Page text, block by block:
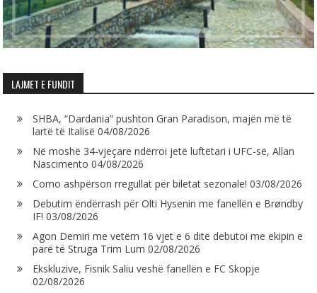
LAJMET E FUNDIT
SHBA, “Dardania” pushton Gran Paradison, majën më të
lartë të Italisë 04/08/2026
Në moshë 34-vjeçare ndërroi jetë luftëtari i UFC-së, Allan
Nascimento 04/08/2026
Como ashpërson rregullat për biletat sezonale! 03/08/2026
Debutim ëndërrash për Olti Hysenin me fanellën e Brøndby
IF! 03/08/2026
Agon Demiri me vetëm 16 vjet e 6 ditë debutoi me ekipin e
parë të Struga Trim Lum 02/08/2026
Ekskluzive, Fisnik Saliu veshë fanellën e FC Skopje
02/08/2026